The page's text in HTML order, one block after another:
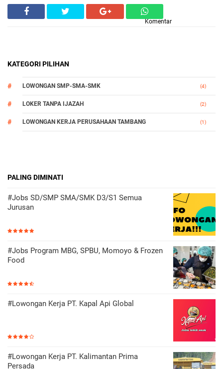
Komentar
KATEGORI PILIHAN
LOWONGAN SMP-SMA-SMK (4)
LOKER TANPA IJAZAH (2)
LOWONGAN KERJA PERUSAHAAN TAMBANG (1)
PALING DIMINATI
#Jobs SD/SMP SMA/SMK D3/S1 Semua
Jurusan
#Jobs Program MBG, SPBU, Momoyo & Frozen
Food
#Lowongan Kerja PT. Kapal Api Global
#Lowongan Kerja PT. Kalimantan Prima
Persada